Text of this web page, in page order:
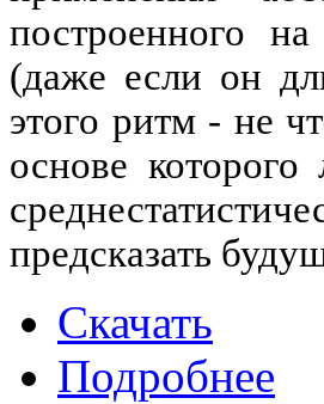
построенного
(даже если он
этого ритм - не
основе
предсказать
Скачать
Подробнее